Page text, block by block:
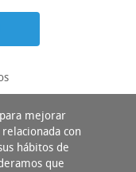
mejorar
con
hábitos de
que